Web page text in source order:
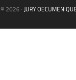
© 2026 · JURY